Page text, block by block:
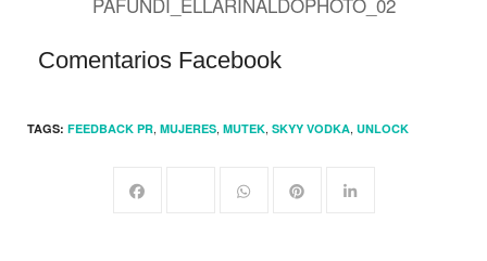
Comentarios Facebook
TAGS: FEEDBACK PR, MUJERES, MUTEK, SKYY VODKA, UNLOCK